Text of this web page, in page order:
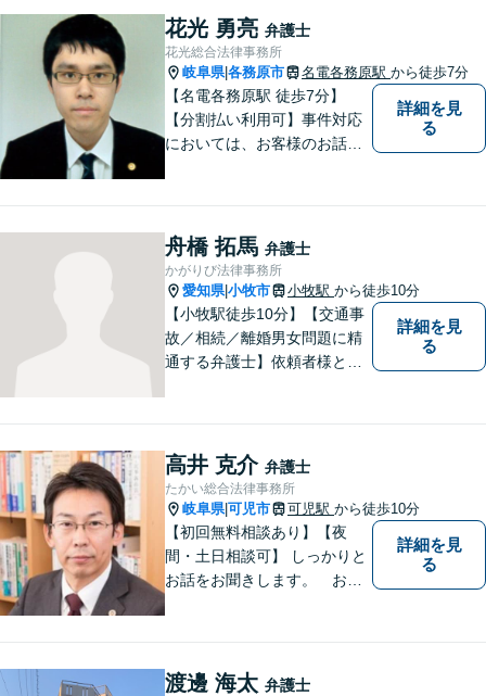
花光 勇亮 弁護士
花光総合法律事務所
岐阜県|各務原市 名電各務原駅 から徒歩7分
【名電各務原駅 徒歩7分】
【分割払い利用可】事件対応
においては、お客様のお話を
ることを心がけています。
詳細を見
る
舟橋 拓馬 弁護士
かがりび法律事務所
愛知県|小牧市 小牧駅 から徒歩10分
【小牧駅徒歩10分】【交通事
故／相続／離婚男女問題に精
通する弁護士】依頼者様との
分かりやすい説明を心がけま
す。お気軽にご相談くださ
い！
詳細を見
る
高井 克介 弁護士
たかい総合法律事務所
岐阜県|可児市 可児駅 から徒歩10分
【初回無料相談あり】【夜
間・土日相談可】 しっかりと
お話をお聞きします。 お気
詳細を見
る
渡邊 海太 弁護士